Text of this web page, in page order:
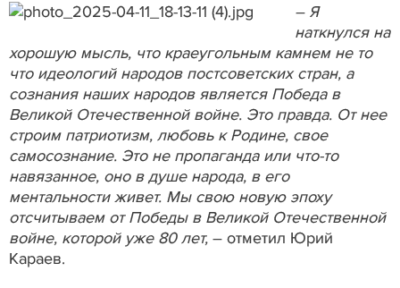
– Я
наткнулся на
хорошую мысль, что краеугольным камнем не то
что идеологий народов постсоветских стран, а
сознания наших народов является Победа в
Великой Отечественной войне. Это правда. От нее
строим патриотизм, любовь к Родине, свое
самосознание. Это не пропаганда или что-то
навязанное, оно в душе народа, в его
ментальности живет. Мы свою новую эпоху
отсчитываем от Победы в Великой Отечественной
войне, которой уже 80 лет, – отметил Юрий
Караев.